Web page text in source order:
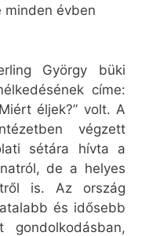
minden évben
György büki
címe:
éljek?” volt. A
végzett
sétára hívta a
de a helyes
is. Az ország
és idősebb